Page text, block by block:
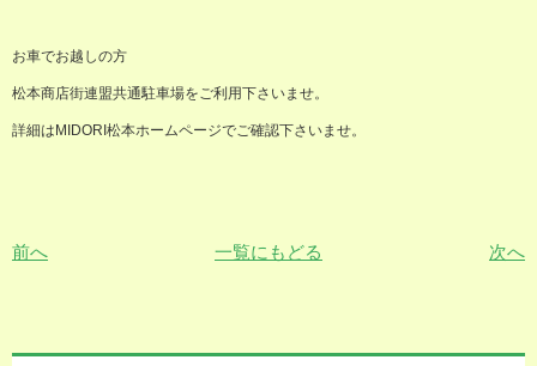
お車でお越しの方
松本商店街連盟共通駐車場をご利用下さいませ。
詳細は MIDORI 松本ホームページでご確認下さいませ。
前へ 一覧にもどる 次へ